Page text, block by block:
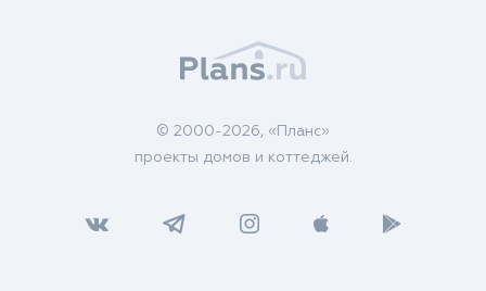
© 2000-2026, «Планс»
проекты домов и коттеджей.